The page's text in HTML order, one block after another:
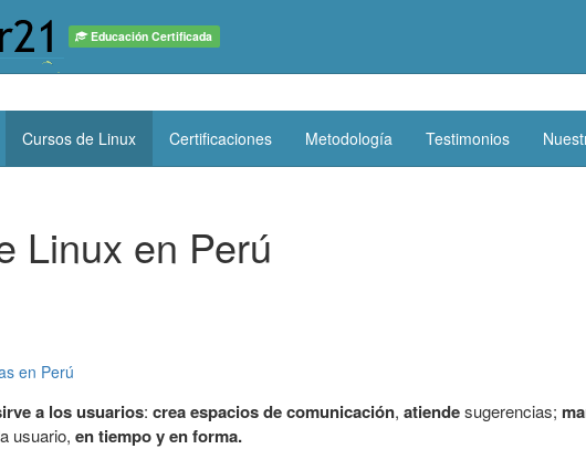
Educación Certificada
Cursos de Linux Certificaciones Metodología Testimonios
Linux en Perú
en Perú
a los usuarios: crea espacios de comunicación, atiendesugerencias;
usuario, en tiempo y en forma.